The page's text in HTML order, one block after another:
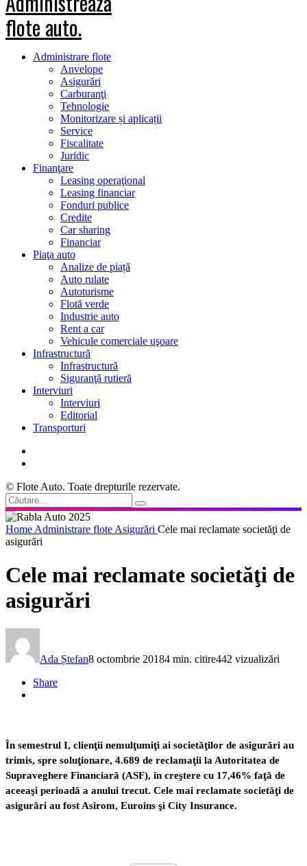
Administrare flote
Anvelope
Asigurări
Carburanţi
Tehnologie
Monitorizare și aplicații
Service
Fiscalitate
Juridic
Finanţare
Leasing operaţional
Leasing financiar
Fonduri publice
Credite
Car sharing
Financiar
Piaţa auto
Analize de piață
Auto rulate
Autoturisme
Flotă verde
Industrie auto
Rent a car
Vehicule comerciale uşoare
Infrastructură
Infrastructură
Siguranţă rutieră
Interviuri
Interviuri
Editorial
Transporturi
© Flote Auto. Toate drepturile rezervate.
Home Administrare flote Asigurări Cele mai reclamate societăţi de
asigurări
Cele mai reclamate societăţi de
asigurări
Ada Ștefan8 octombrie 20184 min. citire442 vizualizări
Share
În semestrul I, clienţii nemulţumiţi ai societăţilor de asigurări au
trimis, spre soluţionare, 4.689 de reclamaţii la Autoritatea de
Supraveghere Financiară (ASF), în creştere cu 17,46% faţă de
aceeaşi perioadă a anului trecut. Cele mai reclamate societăţi de
asigurări au fost Asirom, Euroins şi City Insurance.